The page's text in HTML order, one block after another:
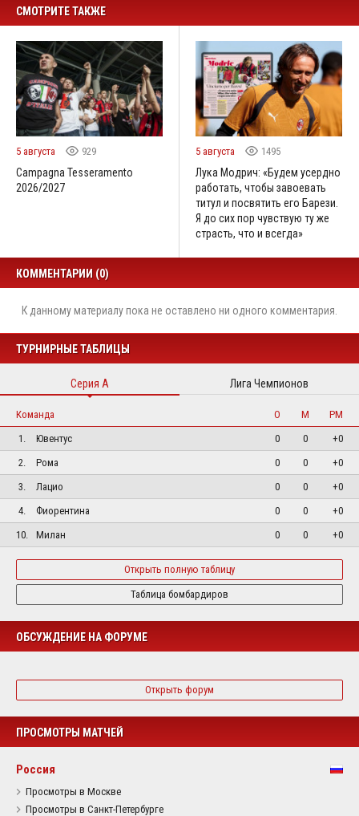
СМОТРИТЕ ТАКЖЕ
5 августа 929
Campagna Tesseramento
2026/2027
5 августа 1495
Лука Модрич: «Будем усердно
работать, чтобы завоевать
титул и посвятить его Барези.
Я до сих пор чувствую ту же
страсть, что и всегда»
КОММЕНТАРИИ (0)
К данному материалу пока не оставлено ни одного комментария.
ТУРНИРНЫЕ ТАБЛИЦЫ
Серия А Лига Чемпионов
Команда О М
РМ
1.
Ювентус 0 0
+0
2.
Рома 0 0
+0
3.
Лацио 0 0
+0
4.
Фиорентина 0 0
+0
10.
Милан 0 0 +0
Открыть полную таблицу
Таблица бомбардиров
ОБСУЖДЕНИЕ НА ФОРУМЕ
Открыть форум
ПРОСМОТРЫ МАТЧЕЙ
Россия
Просмотры в Москве
Просмотры в Санкт-Петербурге